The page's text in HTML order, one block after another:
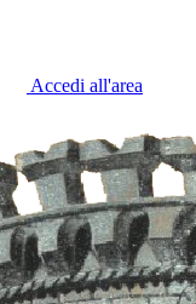
Accedi all'area